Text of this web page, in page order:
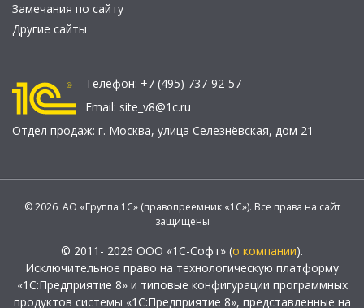
Замечания по сайту
Другие сайты
Телефон: +7 (495) 737-92-57
Email: site_v8@1c.ru
Отдел продаж: г. Москва, улица Селезнёвская, дом 21
© 2026 АО «Группа 1С» (правопреемник «1С»). Все права на сайт
защищены
© 2011- 2026 ООО «1С-Софт» (о компании).
Исключительное право на технологическую платформу
«1С:Предприятие 8» и типовые конфигурации программных
продуктов системы «1С:Предприятие 8», представленные на